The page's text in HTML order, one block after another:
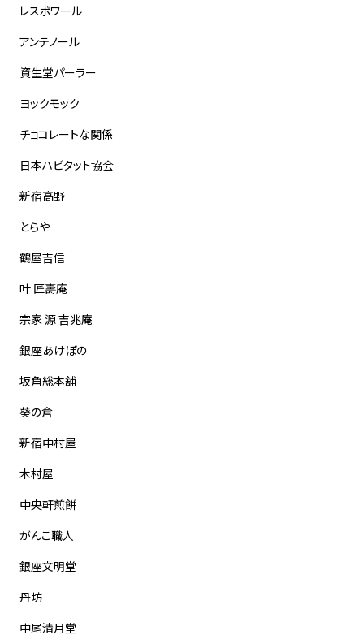
レスポワール
アンテノール
資生堂パーラー
ヨックモック
チョコレートな関係
日本ハビタット協会
新宿高野
とらや
鶴屋吉信
叶 匠壽庵
宗家 源 吉兆庵
銀座あけぼの
坂角総本舖
葵の倉
新宿中村屋
木村屋
中央軒煎餅
がんこ職人
銀座文明堂
丹坊
中尾清月堂